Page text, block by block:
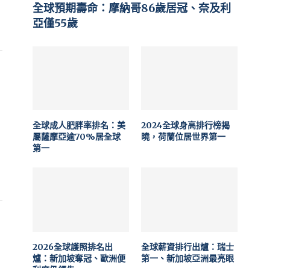
全球預期壽命：摩納哥86歲居冠、奈及利
亞僅55歲
全球成人肥胖率排名：美
屬薩摩亞逾70%居全球
第一
2024全球身高排行榜揭
曉，荷蘭位居世界第一
2026全球護照排名出
爐：新加坡奪冠、歐洲便
全球薪資排行出爐：瑞士
第一、新加坡亞洲最亮眼